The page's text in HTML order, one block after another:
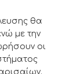
θα
με την
οι